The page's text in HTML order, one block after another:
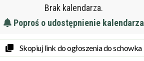
Brak kalendarza.
Poproś o udostępnienie kalendarza
Skopiuj link do ogłoszenia do schowka